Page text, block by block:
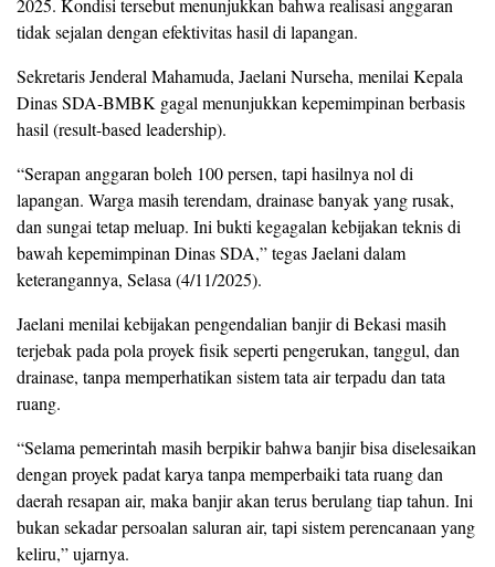
2025. Kondisi tersebut menunjukkan bahwa realisasi anggaran
tidak sejalan dengan efektivitas hasil di lapangan.
Sekretaris Jenderal Mahamuda, Jaelani Nurseha, menilai Kepala
Dinas SDA-BMBK gagal menunjukkan kepemimpinan berbasis
hasil (result-based leadership).
“Serapan anggaran boleh 100 persen, tapi hasilnya nol di
lapangan. Warga masih terendam, drainase banyak yang rusak,
dan sungai tetap meluap. Ini bukti kegagalan kebijakan teknis di
bawah kepemimpinan Dinas SDA,” tegas Jaelani dalam
keterangannya, Selasa (4/11/2025).
Jaelani menilai kebijakan pengendalian banjir di Bekasi masih
terjebak pada pola proyek fisik seperti pengerukan, tanggul, dan
drainase, tanpa memperhatikan sistem tata air terpadu dan tata
ruang.
“Selama pemerintah masih berpikir bahwa banjir bisa diselesaikan
dengan proyek padat karya tanpa memperbaiki tata ruang dan
daerah resapan air, maka banjir akan terus berulang tiap tahun. Ini
bukan sekadar persoalan saluran air, tapi sistem perencanaan yang
keliru,” ujarnya.